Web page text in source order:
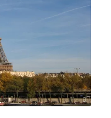
baccus7 / pixabay.com